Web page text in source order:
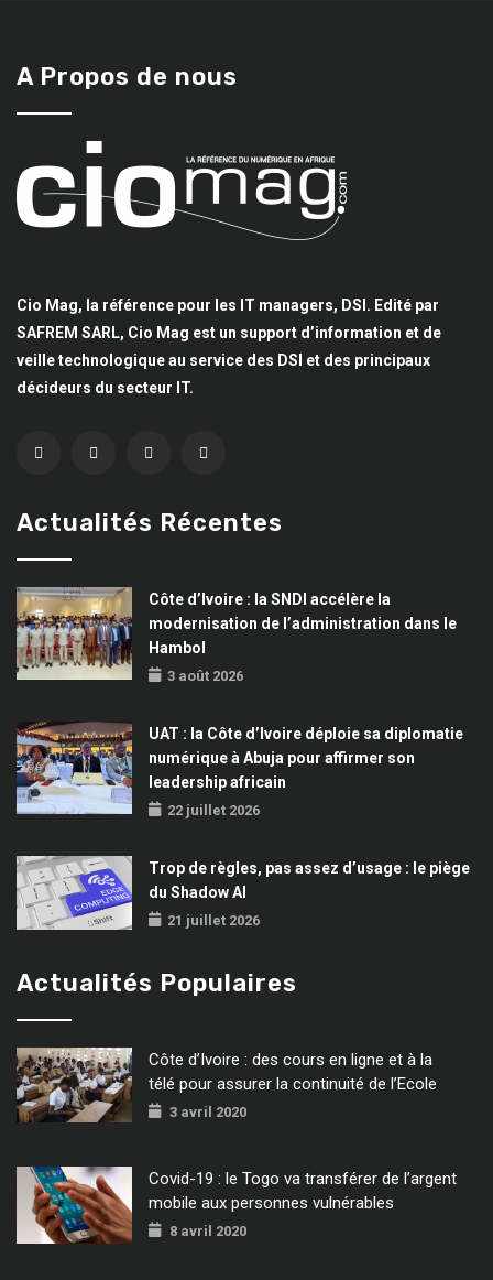
A Propos de nous
Cio Mag, la référence pour les IT managers, DSI. Edité par
SAFREM SARL, Cio Mag est un support d’information et de
veille technologique au service des DSI et des principaux
décideurs du secteur IT.
Actualités Récentes
Côte d’Ivoire : la SNDI accélère la
modernisation de l’administration dans le
Hambol
3 août 2026
UAT : la Côte d’Ivoire déploie sa diplomatie
numérique à Abuja pour affirmer son
leadership africain
22 juillet 2026
Trop de règles, pas assez d’usage : le piège
du Shadow AI
21 juillet 2026
Actualités Populaires
Côte d’Ivoire : des cours en ligne et à la
télé pour assurer la continuité de l’Ecole
3 avril 2020
Covid-19 : le Togo va transférer de l’argent
mobile aux personnes vulnérables
8 avril 2020